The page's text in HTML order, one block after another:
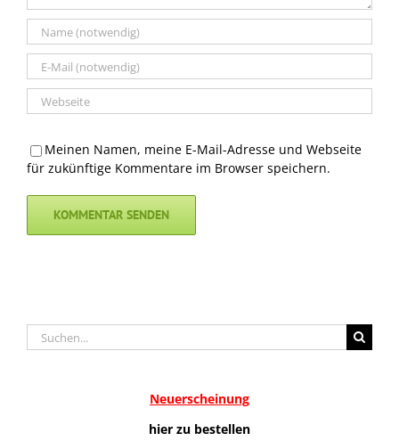
Meinen Namen, meine E-Mail-Adresse und Webseite
für zukünftige Kommentare im Browser speichern.
Suche
nach:
Neuerscheinung
hier zu bestellen